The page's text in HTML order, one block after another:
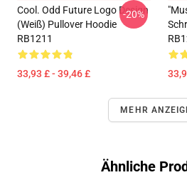
Cool. Odd Future Logo Design
(weiß) Pullover Hoodie
RB1211
33,93 £ - 39,46 £
-20%
MEHR
Ähnliche